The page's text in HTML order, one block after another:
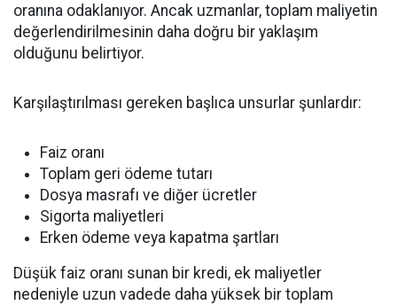
oranına odaklanıyor. Ancak uzmanlar, toplam maliyetin
değerlendirilmesinin daha doğru bir yaklaşım
olduğunu belirtiyor.
Karşılaştırılması gereken başlıca unsurlar şunlardır:
Faiz oranı
Toplam geri ödeme tutarı
Dosya masrafı ve diğer ücretler
Sigorta maliyetleri
Erken ödeme veya kapatma şartları
Düşük faiz oranı sunan bir kredi, ek maliyetler
nedeniyle uzun vadede daha yüksek bir toplam